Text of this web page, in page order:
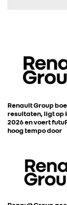
Renault Group
resultaten, ligt op
2026 en voert
hoog tempo door